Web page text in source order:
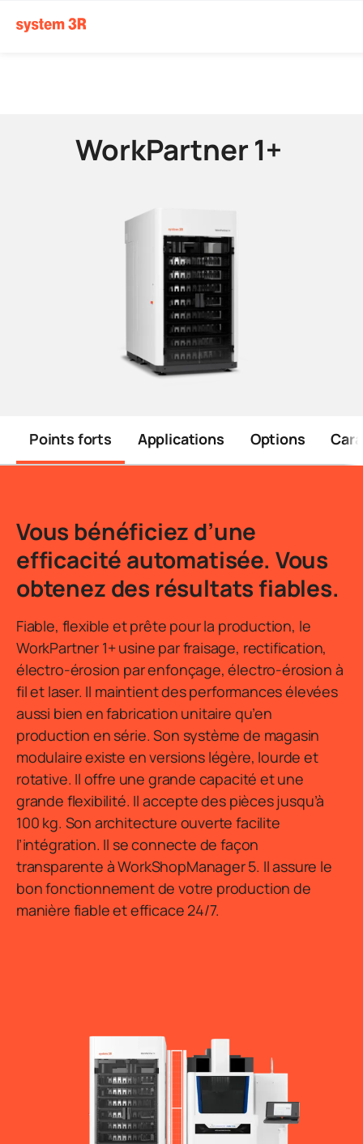
WorkPartner 1+
Points forts Applications Options
Introduction
Vous bénéficiez d’une
efficacité automatisée. Vous
obtenez des résultats fiables.
Fiable, flexible et prête pour la production, le
WorkPartner 1+ usine par fraisage, rectification,
électro-érosion par enfonçage, électro-érosion à
fil et laser. Il maintient des performances élevées
aussi bien en fabrication unitaire qu’en
production en série. Son système de magasin
modulaire existe en versions légère, lourde et
rotative. Il offre une grande capacité et une
grande flexibilité. Il accepte des pièces jusqu’à
100 kg. Son architecture ouverte facilite
l’intégration. Il se connecte de façon
transparente à WorkShopManager 5. Il assure le
bon fonctionnement de votre production de
manière fiable et efficace 24/7.